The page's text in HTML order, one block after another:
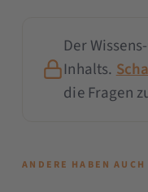
Der
Inhalts.
die Fragen
ANDERE HABEN AUCH